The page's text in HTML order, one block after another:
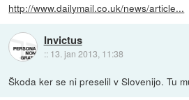
http://www.dailymail.co.uk/news/article...
Invictus
:: 13. jan 2013, 11:38
Škoda ker se ni preselil v Slovenijo. Tu